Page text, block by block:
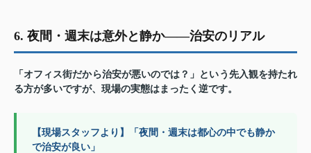
6. 夜間・週末は意外と静か——治安のリアル
「オフィス街だから治安が悪いのでは？」という先入観を持たれ
る方が多いですが、現場の実態はまったく逆です。
【現場スタッフより】「夜間・週末は都心の中でも静か
で治安が良い」